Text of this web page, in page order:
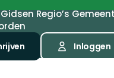
GidsenRegio’s
Inloggen